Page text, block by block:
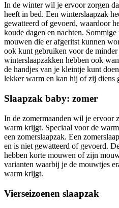
In de winter wil je ervoor zorgen
heeft in bed. Een winterslaapzak
gewatteerd of gevoerd, waardoor
koude dagen en nachten.
mouwen die er afgeritst kunnen
ook kunt gebruiken voor de
winterslaapzakken hebben ook
de handjes van je kleintje kunt
lekker warm en kan hij of zij diens
Slaapzak baby: zomer
In de zomermaanden wil je ervoor
warm krijgt. Speciaal voor de
een zomerslaapzak. Een
en is niet gewatteerd of gevoerd.
hebben korte mouwen of zijn
varianten waarbij je de mouwtjes
warm krijgt.
Vierseizoenen slaapzak